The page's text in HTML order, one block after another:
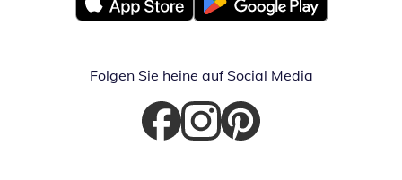
Öffnet in neuem FensterÖffnet in neuem Fenster
Folgen Sie heine auf Social Media
Öffnet in neuem Fenster
Öffnet in neuem Fenster
Öffnet in neuem Fenster